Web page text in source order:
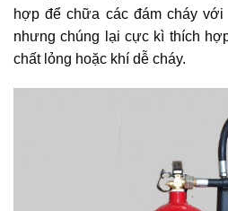
hợp để chữa các đám cháy
nhưng chúng lại cực kì thích
chất lỏng hoặc khí dễ cháy.